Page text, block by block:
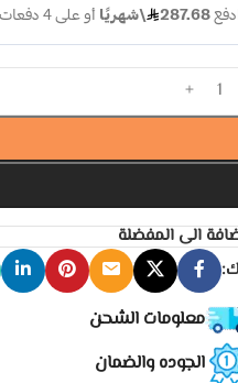
+
الى المفضلة
معلومات الشحن
الجوده والضمان